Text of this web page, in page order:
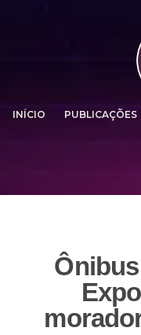
INÍCIO PUBLICAÇÕES